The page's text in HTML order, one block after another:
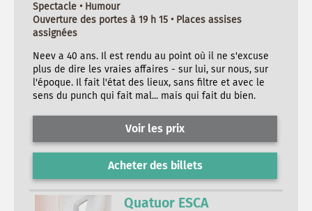
Spectacle • Humour
Ouverture des portes à 19 h 15 • Places assises
assignées
Neev a 40 ans. Il est rendu au point où il ne s'excuse
plus de dire les vraies affaires - sur lui, sur nous, sur
l'époque. Il fait l'état des lieux, sans filtre et avec le
sens du punch qui fait mal... mais qui fait du bien.
Voir les prix
Acheter des billets
Quatuor ESCA